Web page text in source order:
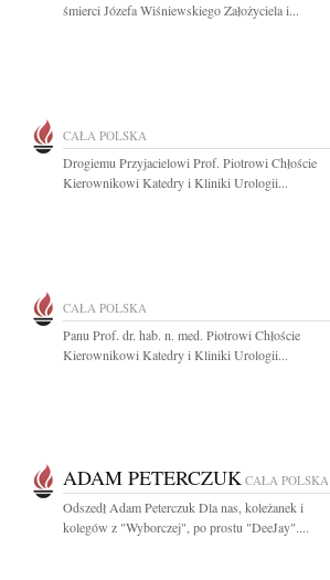
śmierci Józefa Wiśniewskiego Założyciela i...
CAŁA POLSKA
Drogiemu Przyjacielowi Prof. Piotrowi Chłoście
Kierownikowi Katedry i Kliniki Urologii...
CAŁA POLSKA
Panu Prof. dr. hab. n. med. Piotrowi Chłoście
Kierownikowi Katedry i Kliniki Urologii...
ADAM PETERCZUK CAŁA POLSKA
Odszedł Adam Peterczuk Dla nas, koleżanek i
kolegów z "Wyborczej", po prostu "DeeJay"....